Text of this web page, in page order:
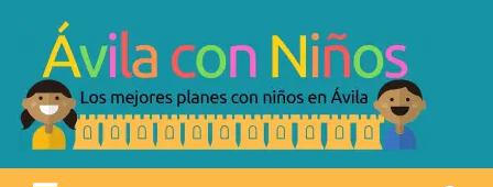
content
Ávila con niños